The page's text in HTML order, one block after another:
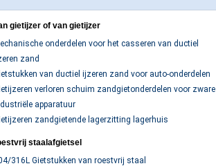
gietijzer of van gietijzer
onderdelen voor het casseren van ductiel
zand
van ductiel ijzeren zand voor auto-onderdelen
verloren schuim zandgietonderdelen voor zware
apparatuur
zandgietende lagerzitting lagerhuis
staalafgietsel
316L Gietstukken van roestvrij staal